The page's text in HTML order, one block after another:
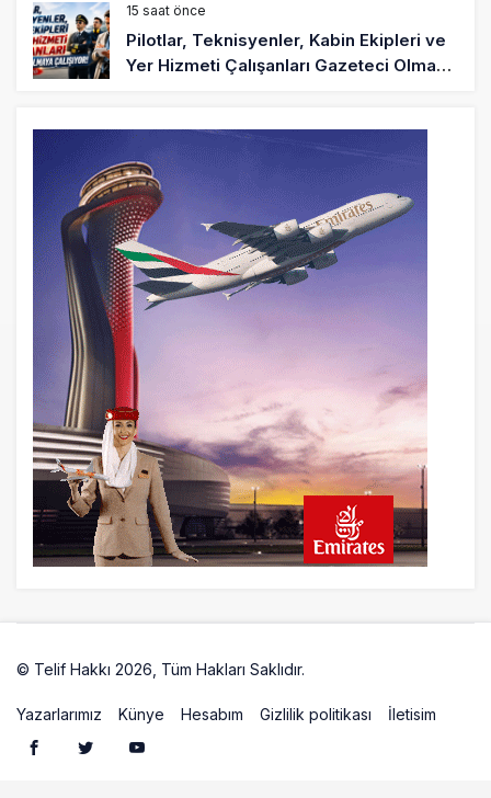
15 saat önce
Pilotlar, Teknisyenler, Kabin Ekipleri ve
Yer Hizmeti Çalışanları Gazeteci Olmaya
BookingAgora’dan Dubai’ye iki FAM Trip
19 saat önce
AJet Uçuşlarıyla Rus Turist İçin Yeni
Türkiye Rotası
20 saat önce
Airbus Temmuz bilançosunu açıkladı:
204 yeni sipariş
21 saat önce
İstanbul uçağına polis köpeklerle girdi: 3
yolcu indirildi
21 saat önce
© Telif Hakkı 2026, Tüm Hakları Saklıdır.
Yazarlarımız Künye Hesabım Gizlilik politikası İletisim